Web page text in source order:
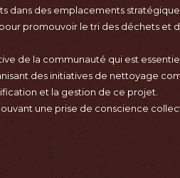
dans des emplacements
promouvoir le tri des déchets et
de la communauté qui est
des initiatives de nettoyage
et la gestion de ce projet.
une prise de conscience